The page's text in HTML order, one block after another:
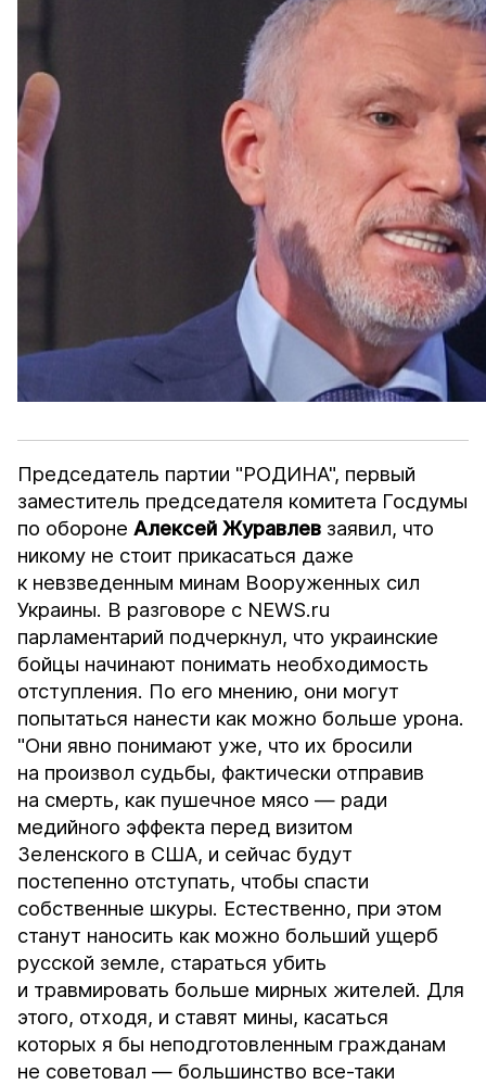
Председатель партии "РОДИНА", первый
заместитель председателя комитета Госдумы
по оборонеАлексей Журавлев заявил, что
никому не стоит прикасаться даже
к невзведенным минам Вооруженных сил
Украины. В разговоре с NEWS.ru
парламентарий подчеркнул, что украинские
бойцы начинают понимать необходимость
отступления. По его мнению, они могут
попытаться нанести как можно больше урона.
"Они явно понимают уже, что их бросили
на произвол судьбы, фактически отправив
на смерть, как пушечное мясо — ради
медийного эффекта перед визитом
Зеленского в США, и сейчас будут
постепенно отступать, чтобы спасти
собственные шкуры. Естественно, при этом
станут наносить как можно больший ущерб
русской земле, стараться убить
и травмировать больше мирных жителей. Для
этого, отходя, и ставят мины, касаться
которых я бы неподготовленным гражданам
не советовал — большинство все-таки